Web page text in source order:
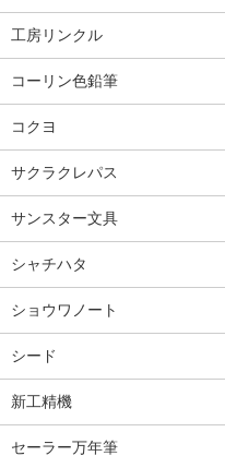
工房リンクル
コーリン色鉛筆
コクヨ
サクラクレパス
サンスター文具
シャチハタ
ショウワノート
シード
新工精機
セーラー万年筆